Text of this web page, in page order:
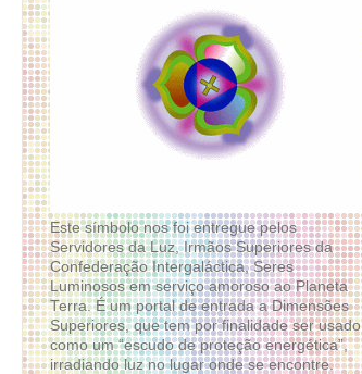
Este símbolo nos foi entregue pelos
Servidores da Luz, Irmãos Superiores da
Confederação Intergaláctica, Seres
Luminosos em serviço amoroso ao Planeta
Terra. É um portal de entrada a Dimensões
Superiores, que tem por finalidade ser usado
como um “escudo de proteção energética”,
irradiando luz no lugar onde se encontre.